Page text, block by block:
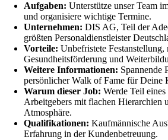
Aufgaben: Unterstütze unser Team
und organisiere wichtige Termine.
Unternehmen: DIS AG, Teil der
größten Personaldienstleister
Vorteile: Unbefristete Festanstellung,
Gesundheitsförderung und
Weitere Informationen: Spannende
persönlicher Walk of Fame für Deine
Warum dieser Job: Werde Teil eines
Arbeitgebers mit flachen Hierarchien
Atmosphäre.
Qualifikationen: Kaufmännische
Erfahrung in der Kundenbetreuung.